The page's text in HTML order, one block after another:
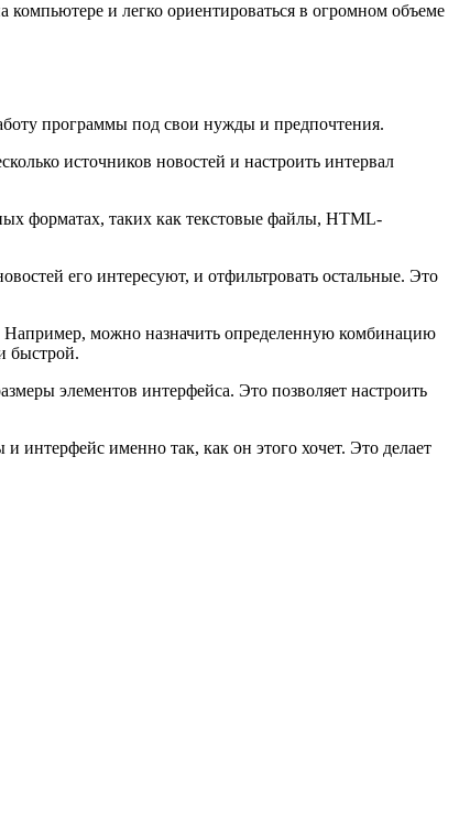
компьютере и легко ориентироваться в огромном объеме
программы под свои нужды и предпочтения.
источников новостей и настроить интервал
форматах, таких как текстовые файлы, HTML-
его интересуют, и отфильтровать остальные. Это
Например, можно назначить определенную комбинацию
быстрой.
элементов интерфейса. Это позволяет настроить
интерфейс именно так, как он этого хочет. Это делает